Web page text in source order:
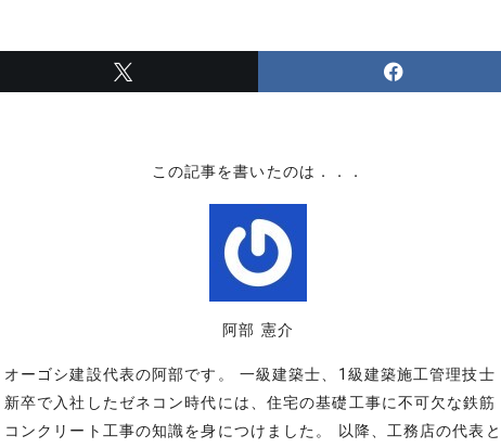
この記事を書いたのは．．．
阿部 憲介
オーゴシ建設代表の阿部です。 一級建築士、1級建築施工管理技士
新卒で入社したゼネコン時代には、住宅の基礎工事に不可欠な鉄筋
コンクリート工事の知識を身につけました。 以降、工務店の代表と